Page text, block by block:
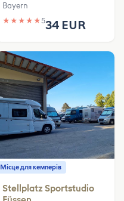
Bayern
★ ★ ★ ★ ★534 EUR
Місце для кемперів
Stellplatz Sportstudio